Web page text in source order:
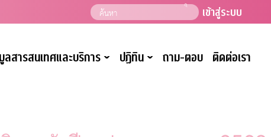
เข้าสู่ระบบ
ลสารสนเทศและบริการˇ ปฏิทินˇ ถาม-ตอบ ติดต่อเรา